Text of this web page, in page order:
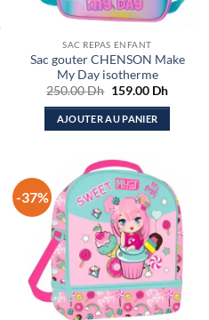
SAC REPAS ENFANT
Sac gouter CHENSON Make
My Day isotherme
250.00Dh Le
initial
était :
159.00 DhLe
actuel
AJOUTER AU PANIER
-37%